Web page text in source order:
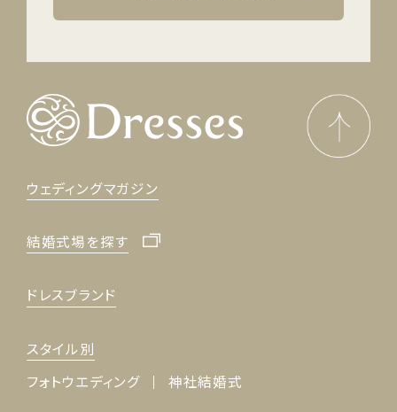
ウェディングマガジン
結婚式場を探す
ドレスブランド
スタイル別
フォトウエディング
神社結婚式